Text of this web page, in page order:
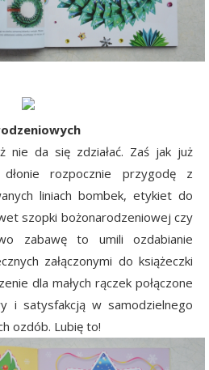
nie da się zdziałać. Zaś jak już
rozpocznie przygodę z
liniach bombek, etykiet do
szopki bożonarodzeniowej czy
zabawę to umili ozdabianie
załączonymi do książeczki
dla małych rączek połączone
i satysfakcją w samodzielnego
ozdób. Lubię to!